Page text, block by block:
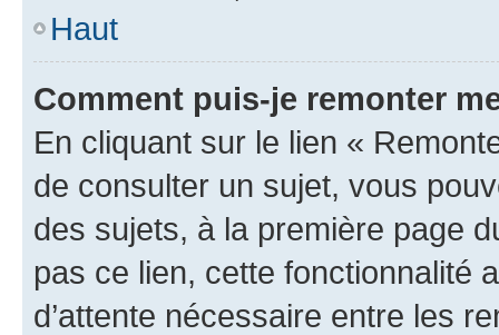
Haut
Comment puis-je remonter
En cliquant sur le lien «
de consulter un sujet, vous
des sujets, à la première page
pas ce lien, cette fonctionnalité
d’attente nécessaire entre les